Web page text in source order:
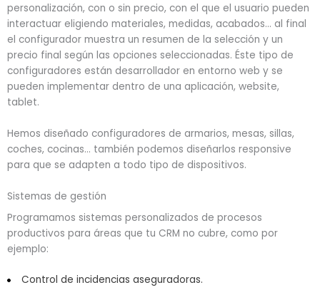
personalización, con o sin precio, con el que el usuario pueden
interactuar eligiendo materiales, medidas, acabados… al final
el configurador muestra un resumen de la selección y un
precio final según las opciones seleccionadas. Éste tipo de
configuradores están desarrollador en entorno web y se
pueden implementar dentro de una aplicación, website,
tablet.
Hemos diseñado configuradores de armarios, mesas, sillas,
coches, cocinas… también podemos diseñarlos responsive
para que se adapten a todo tipo de dispositivos.
Sistemas de gestión
Programamos sistemas personalizados de procesos
productivos para áreas que tu CRM no cubre, como por
ejemplo:
Control de incidencias aseguradoras.